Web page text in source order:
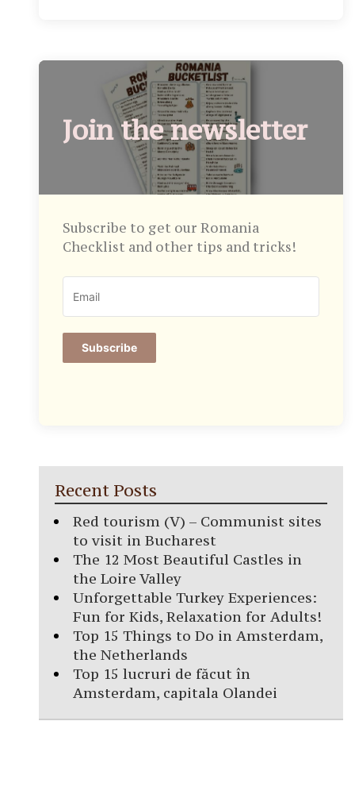
Join the newsletter
Subscribe to get our Romania
Checklist and other tips and tricks!
Subscribe
Recent Posts
Red tourism (V) – Communist sites
to visit in Bucharest
The 12 Most Beautiful Castles in
the Loire Valley
Unforgettable Turkey Experiences:
Fun for Kids, Relaxation for Adults!
Top 15 Things to Do in Amsterdam,
the Netherlands
Top 15 lucruri de făcut în
Amsterdam, capitala Olandei